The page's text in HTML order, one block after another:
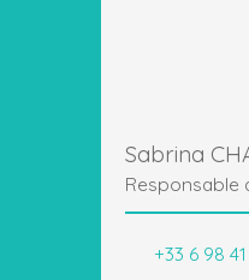
Sabrina
Responsable
+33 6 98 41